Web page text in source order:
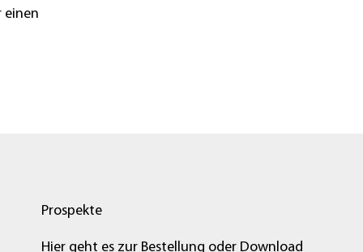
einen
Prospekte
Hier geht es zur Bestellung oder Download